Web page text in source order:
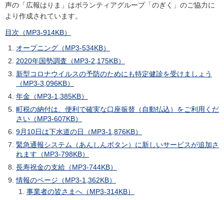
声の「広報はりま」はボランティアグループ「のぎく」のご協力に
より作成されています。
目次（MP3-914KB）
オープニング（MP3-534KB）
2020年国勢調査（MP3-2,175KB）
新型コロナウイルスの予防のためにも特定健診を受けましょう
（MP3-3,096KB）
年金（MP3-1,385KB）
町税の納付は、便利で確実な口座振替（自動払込）をご利用くだ
さい（MP3-607KB）
9月10日は下水道の日（MP3-1,876KB）
緊急通報システム（あんしんボタン）に新しいサービスが追加さ
れます（MP3-798KB）
長寿祝金の支給（MP3-744KB）
情報のページ（MP3-1,362KB）
事業者の皆さまへ（MP3-314KB）